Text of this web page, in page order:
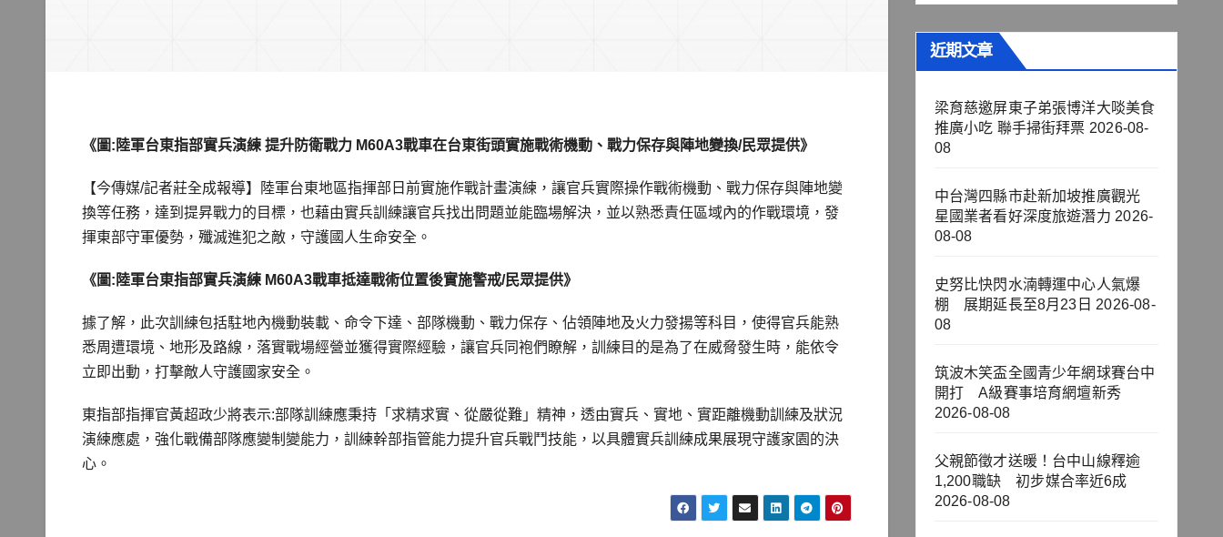
《圖:陸軍台東指部實兵演練 提升防衛戰力 M60A3戰車在台東街頭實施戰術機動、戰力保存與陣地變換/民眾提供》
【今傳媒/記者莊全成報導】陸軍台東地區指揮部日前實施作戰計畫演練，讓官兵實際操作戰術機動、戰力保存與陣地變
換等任務，達到提昇戰力的目標，也藉由實兵訓練讓官兵找出問題並能臨場解決，並以熟悉責任區域內的作戰環境，發
揮東部守軍優勢，殲滅進犯之敵，守護國人生命安全。
《圖:陸軍台東指部實兵演練 M60A3戰車抵達戰術位置後實施警戒/民眾提供》
據了解，此次訓練包括駐地內機動裝載、命令下達、部隊機動、戰力保存、佔領陣地及火力發揚等科目，使得官兵能熟
悉周遭環境、地形及路線，落實戰場經營並獲得實際經驗，讓官兵同袍們瞭解，訓練目的是為了在威脅發生時，能依令
立即出動，打擊敵人守護國家安全。
東指部指揮官黃超政少將表示:部隊訓練應秉持「求精求實、從嚴從難」精神，透由實兵、實地、實距離機動訓練及狀況
演練應處，強化戰備部隊應變制變能力，訓練幹部指管能力提升官兵戰鬥技能，以具體實兵訓練成果展現守護家園的決
心。
近期文章
梁育慈邀屏東子弟張博洋大啖美食
推廣小吃 聯手掃街拜票 2026-08-
08
中台灣四縣市赴新加坡推廣觀光
星國業者看好深度旅遊潛力 2026-
08-08
史努比快閃水湳轉運中心人氣爆
棚 展期延長至8月23日 2026-08-
08
筑波木笑盃全國青少年網球賽台中
開打 A級賽事培育網壇新秀
2026-08-08
父親節徵才送暖！台中山線釋逾
1,200職缺 初步媒合率近6成
2026-08-08